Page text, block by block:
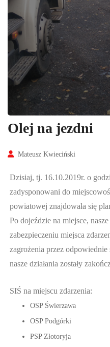
Olej na jezdni
Mateusz Kwieciński
Dzisiaj, tj. 16.10.2019r. o
zadysponowani do
powiatowej znajdowała się
Po dojeździe na miejsce,
zabezpieczeniu miejsca
zagrożenia przez odpowiednie
nasze działania zostały
SIŚ na miejscu zdarzenia:
OSP Świerzawa
OSP Podgórki
PSP Złotoryja